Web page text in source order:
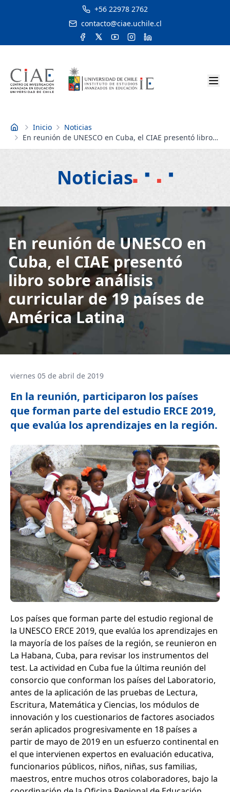
+56 22978 2762
contacto@ciae.uchile.cl
Inicio Inicio
Noticias
En reunión de UNESCO en Cuba, el CIAE presentó libro
sobre análisis curricular de 19 países de América Latina
Noticias
En reunión de UNESCO en
Cuba, el CIAE presentó
libro sobre análisis
curricular de 19 países de
América Latina
viernes 05 de abril de 2019
En la reunión, participaron los países
que forman parte del estudio ERCE 2019,
que evalúa los aprendizajes en la región.
Los países que forman parte del estudio regional de
la UNESCO ERCE 2019, que evalúa los aprendizajes en
la mayoría de los países de la región, se reunieron en
La Habana, Cuba, para revisar los instrumentos del
test. La actividad en Cuba fue la última reunión del
consorcio que conforman los países del Laboratorio,
antes de la aplicación de las pruebas de Lectura,
Escritura, Matemática y Ciencias, los módulos de
innovación y los cuestionarios de factores asociados
serán aplicados progresivamente en 18 países a
partir de mayo de 2019 en un esfuerzo continental en
el que intervienen expertos en evaluación educativa,
funcionarios públicos, niños, niñas, sus familias,
maestros, entre muchos otros colaboradores, bajo la